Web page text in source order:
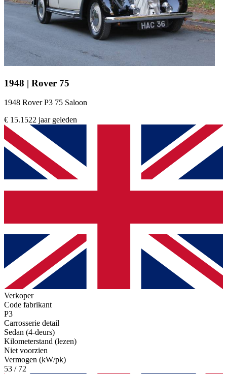
1948 | Rover 75
1948 Rover P3 75 Saloon
€ 15.1522 jaar geleden
Verkoper
Code fabrikant
P3
Carrosserie detail
Sedan (4-deurs)
Kilometerstand (lezen)
Niet voorzien
Vermogen (kW/pk)
53 / 72